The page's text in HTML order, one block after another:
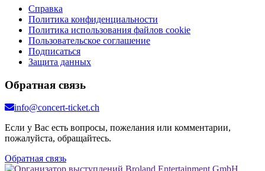
Справка
Политика конфиденциальности
Политика использования файлов cookie
Пользовательское соглашение
Подписаться
Защита данных
Обратная связь
info@concert-ticket.ch
Если у Вас есть вопросы, пожелания или комментарии,
пожалуйста, обращайтесь.
Обратная связь